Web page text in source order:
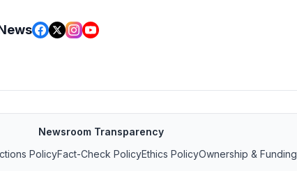
Newsroom Transparency
PolicyFact-Check PolicyEthics PolicyOwnership & Funding